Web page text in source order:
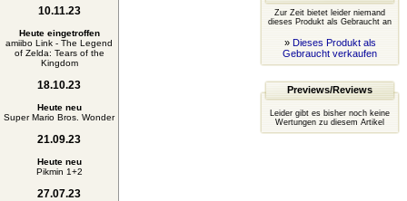
10.11.23
Heute eingetroffen
amiibo Link - The Legend
of Zelda: Tears of the
Kingdom
18.10.23
Heute neu
Super Mario Bros. Wonder
21.09.23
Heute neu
Pikmin 1+2
27.07.23
Zur Zeit bietet leider niemand
dieses Produkt als Gebraucht an
» Dieses Produkt als
Gebraucht verkaufen
Previews/Reviews
Leider gibt es bisher noch keine
Wertungen zu diesem Artikel